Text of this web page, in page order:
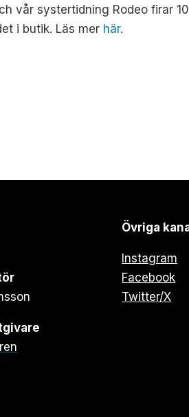
vår systertidning Rodeo firar
i butik. Läs mer här.
Övriga
Instagram
Facebook
Twitter/X